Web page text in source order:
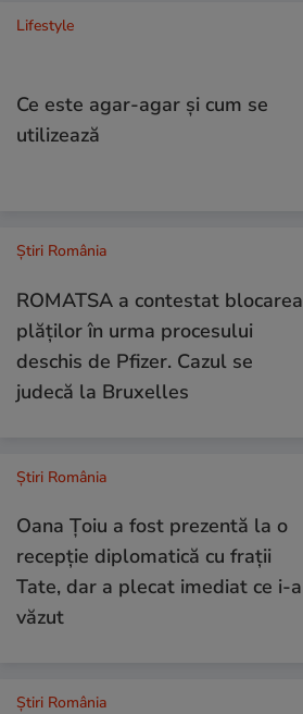
Lifestyle
Ce este agar-agar și cum se
utilizează
Știri România
ROMATSA a contestat blocarea
plăţilor în urma procesului
deschis de Pfizer. Cazul se
judecă la Bruxelles
Știri România
Oana Țoiu a fost prezentă la o
recepție diplomatică cu frații
Tate, dar a plecat imediat ce i-a
văzut
Știri România